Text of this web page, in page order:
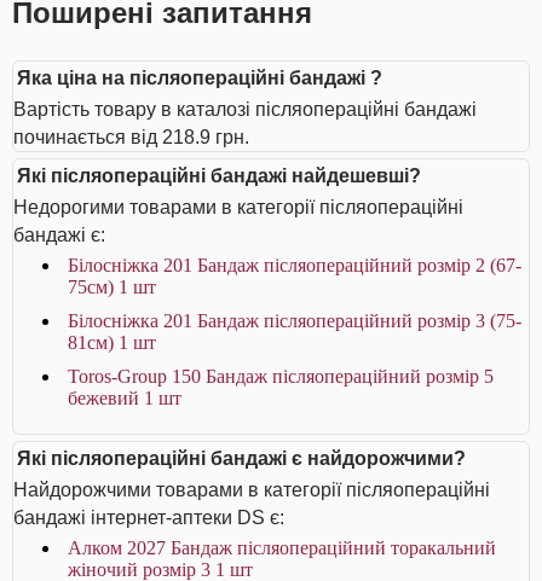
Поширені запитання
Яка ціна на післяопераційні бандажі ?
Вартість товару в каталозі післяопераційні бандажі
починається від 218.9 грн.
Які післяопераційні бандажі найдешевші?
Недорогими товарами в категорії післяопераційні
бандажі є:
Білосніжка 201 Бандаж післяопераційний розмір 2 (67-
75см) 1 шт
Білосніжка 201 Бандаж післяопераційний розмір 3 (75-
81см) 1 шт
Toros-Group 150 Бандаж післяопераційний розмір 5
бежевий 1 шт
Які післяопераційні бандажі є найдорожчими?
Найдорожчими товарами в категорії післяопераційні
бандажі інтернет-аптеки DS є:
Алком 2027 Бандаж післяопераційний торакальний
жіночий розмір 3 1 шт